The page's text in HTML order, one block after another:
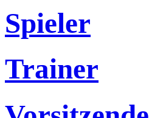
Spieler
Trainer